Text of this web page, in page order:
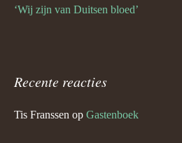
‘Wij zijn van Duitsen bloed’
Recente reacties
Tis Franssen op Gastenboek